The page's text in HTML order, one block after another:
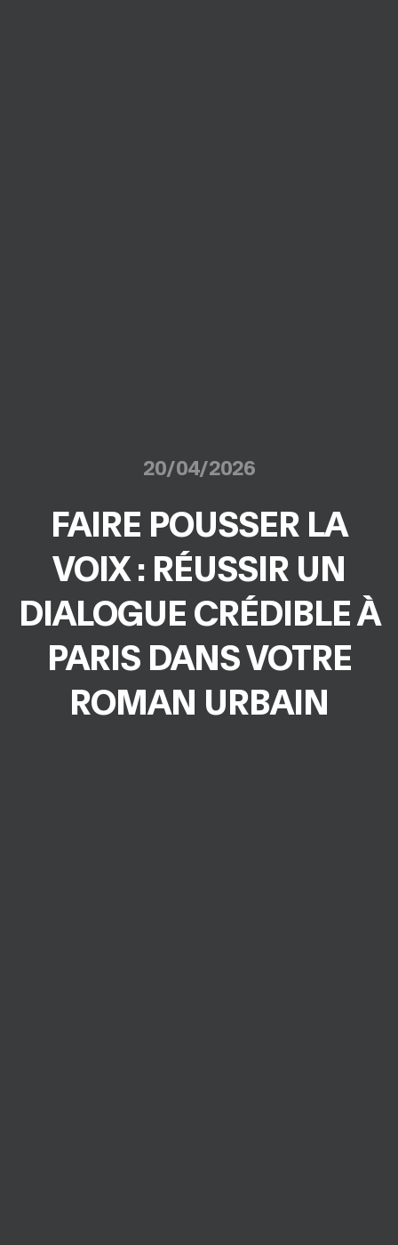
20/04/2026
FAIRE POUSSER LA
VOIX : RÉUSSIR UN
DIALOGUE CRÉDIBLE À
PARIS DANS VOTRE
ROMAN URBAIN